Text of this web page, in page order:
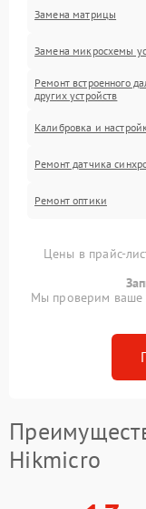
Замена матрицы
Замена микросхемы
Ремонт встроенного
других устройств
Калибровка и
Ремонт датчика
Ремонт оптики
Цены в прайс-
Мы проверим ваше
Hikmicro